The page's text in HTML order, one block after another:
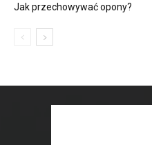
Jak przechowywać opony?